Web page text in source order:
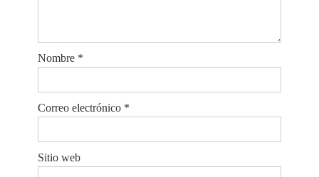
Nombre *
Correo electrónico *
Sitio web